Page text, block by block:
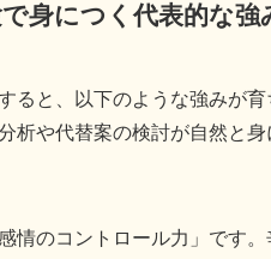
身につく代表的な強
ると、以下のような強みが
析や代替案の検討が自然と
情のコントロール力」です